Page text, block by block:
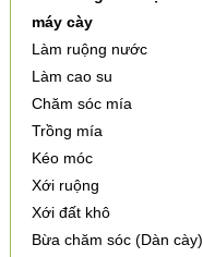
máy cày
Làm ruộng nước
Làm cao su
Chăm sóc mía
Trồng mía
Kéo móc
Xới ruộng
Xới đất khô
Bừa chăm sóc (Dàn cày)